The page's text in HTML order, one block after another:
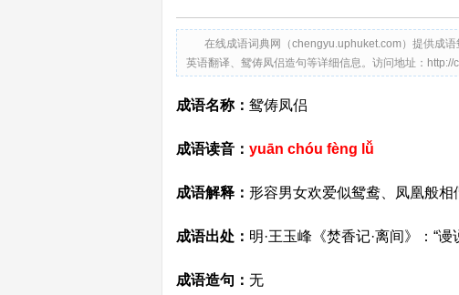
在线成语词典网（chengyu.uphuket.com）提供成
英语翻译、鸳俦凤侣造句等详细信息。访问地址：
成语名称： 鸳俦凤侣
成语读音： yuān chóu fèng lǚ
成语解释： 形容男女欢爱似鸳鸯、凤凰般相
成语出处： 明·王玉峰《焚香记·离间》：“
成语造句： 无